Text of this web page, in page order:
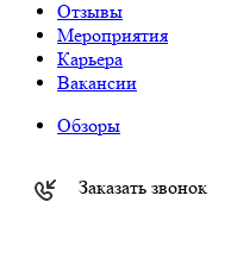
Отзывы
Мероприятия
Карьера
Вакансии
Обзоры
Заказать звонок